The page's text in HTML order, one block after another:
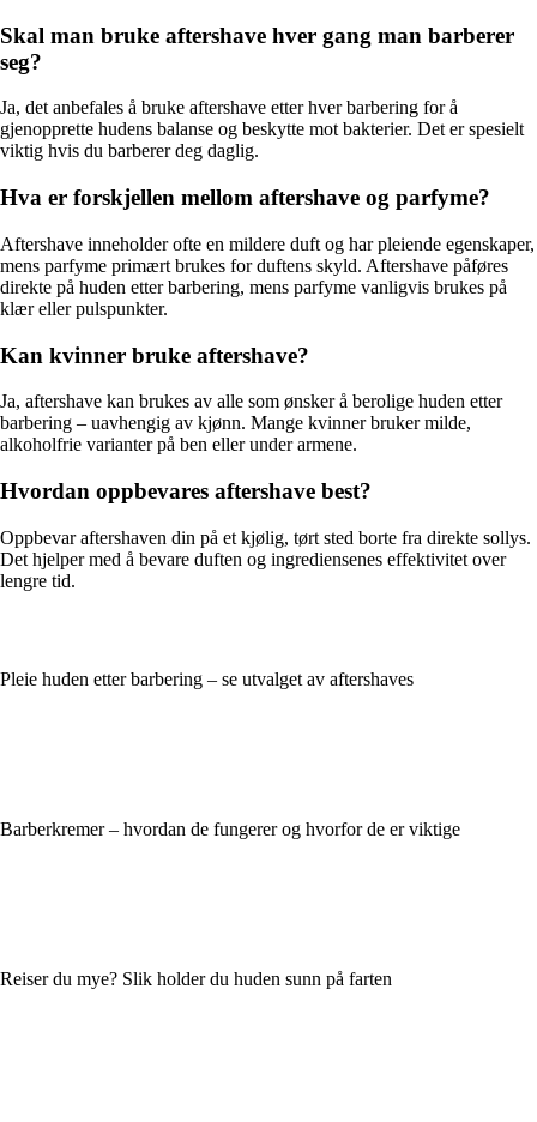
Skal man bruke aftershave hver gang man barberer
seg?
Ja, det anbefales å bruke aftershave etter hver barbering for å
gjenopprette hudens balanse og beskytte mot bakterier. Det er spesielt
viktig hvis du barberer deg daglig.
Hva er forskjellen mellom aftershave og parfyme?
Aftershave inneholder ofte en mildere duft og har pleiende egenskaper,
mens parfyme primært brukes for duftens skyld. Aftershave påføres
direkte på huden etter barbering, mens parfyme vanligvis brukes på
klær eller pulspunkter.
Kan kvinner bruke aftershave?
Ja, aftershave kan brukes av alle som ønsker å berolige huden etter
barbering – uavhengig av kjønn. Mange kvinner bruker milde,
alkoholfrie varianter på ben eller under armene.
Hvordan oppbevares aftershave best?
Oppbevar aftershaven din på et kjølig, tørt sted borte fra direkte sollys.
Det hjelper med å bevare duften og ingrediensenes effektivitet over
lengre tid.
Pleie huden etter barbering – se utvalget av aftershaves
Barberkremer – hvordan de fungerer og hvorfor de er viktige
Reiser du mye? Slik holder du huden sunn på farten